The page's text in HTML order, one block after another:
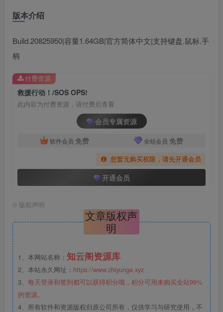
版本介绍
Build.20825950|容量1.64GB|官方简体中文|支持键盘.鼠标.手
柄
救援行动！/SOS OPS!
此内容为付费资源，请付费后查看
会员专属资源
软件会员 免费 全站会员 免费
您暂无购买权限，请先开通会员
开通会员
付费资源
© 版权声明
文章版权声
明
1、本网站名称： 知云阁资源库
2、本站永久网址： https://www.zhiyunge.xyz
3、 每天登录和签到都可以获得积分哦，积分可用来购买全站99%
的资源。
4、所有软件和资源版权归原公司所有，仅供学习与研究使用，不